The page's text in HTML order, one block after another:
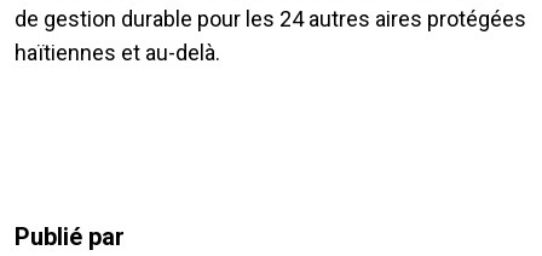
de gestion durable pour les 24 autres aires protégées
haïtiennes et au-delà.
Publié par